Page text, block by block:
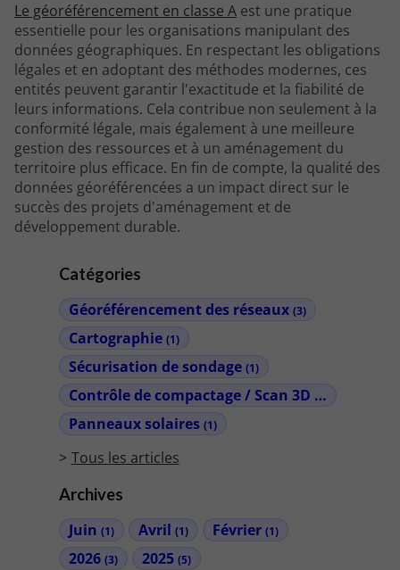
Catégories
Géoréférencement des réseaux (3)
Cartographie (1)
Sécurisation de sondage (1)
Contrôle de compactage / Scan 3D
(2)
Panneaux solaires (1)
Tous les articles
Archives
Juin (1) Avril(1) Février(1)
2026 (3) 2025(5)
Le géoréférencement en classe A est une pratique
essentielle pour les organisations manipulant des
données géographiques. En respectant les obligations
légales et en adoptant des méthodes modernes, ces
entités peuvent garantir l'exactitude et la fiabilité de
leurs informations. Cela contribue non seulement à la
conformité légale, mais également à une meilleure
gestion des ressources et à un aménagement du
territoire plus efficace. En fin de compte, la qualité des
données géoréférencées a un impact direct sur le
succès des projets d'aménagement et de
développement durable.